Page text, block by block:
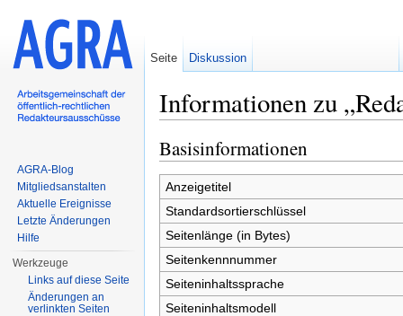
Informationen zu
Basisinformationen
Anzeigetitel
Standardsortierschlüssel
Seitenlänge (in Bytes)
Seitenkennnummer
Seiteninhaltssprache
Seiteninhaltsmodell
Seite Diskussion
AGRA-Blog
Mitgliedsanstalten
Aktuelle Ereignisse
Letzte Änderungen
Hilfe
Werkzeuge
Links auf diese Seite
Änderungen an
verlinkten Seiten